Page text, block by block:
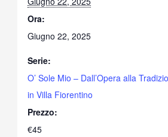
Ora:
Giugno 22, 2025
Serie:
O’ Sole Mio – Dall’Opera alla
in Villa Fiorentino
Prezzo:
€45